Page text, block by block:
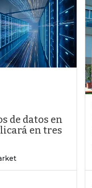
de datos en
en tres